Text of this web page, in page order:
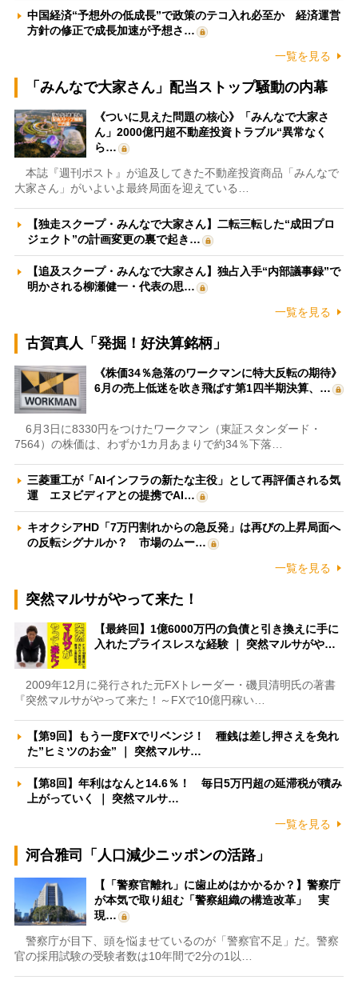
中国経済“予想外の低成長”で政策のテコ入れ必至か 経済運営
方針の修正で成長加速が予想さ…
一覧を見る
「みんなで大家さん」配当ストップ騒動の内幕
《ついに見えた問題の核心》「みんなで大家さ
ん」2000億円超不動産投資トラブル“異常なく
ら…
本誌『週刊ポスト』が追及してきた不動産投資商品「みんなで
大家さん」がいよいよ最終局面を迎えている…
【独走スクープ・みんなで大家さん】二転三転した“成田プロ
ジェクト”の計画変更の裏で起き…
【追及スクープ・みんなで大家さん】独占入手“内部議事録”で
明かされる柳瀬健一・代表の思…
一覧を見る
古賀真人「発掘！好決算銘柄」
《株価34％急落のワークマンに特大反転の期待》
6月の売上低迷を吹き飛ばす第1四半期決算、…
6月3日に8330円をつけたワークマン（東証スタンダード・
7564）の株価は、わずか1カ月あまりで約34％下落…
三菱重工が「AIインフラの新たな主役」として再評価される気
運 エヌビディアとの提携でAI…
キオクシアHD「7万円割れからの急反発」は再びの上昇局面へ
の反転シグナルか？ 市場のムー…
一覧を見る
突然マルサがやって来た！
【最終回】1億6000万円の負債と引き換えに手に
入れたプライスレスな経験 ｜ 突然マルサがや…
2009年12月に発行された元FXトレーダー・磯貝清明氏の著書
『突然マルサがやって来た！～FXで10億円稼い…
【第9回】もう一度FXでリベンジ！ 種銭は差し押さえを免れ
た”ヒミツのお金” ｜ 突然マルサ…
【第8回】年利はなんと14.6％！ 毎日5万円超の延滞税が積み
上がっていく ｜ 突然マルサ…
一覧を見る
河合雅司「人口減少ニッポンの活路」
【「警察官離れ」に歯止めはかかるか？】警察庁
が本気で取り組む「警察組織の構造改革」 実
現…
警察庁が目下、頭を悩ませているのが「警察官不足」だ。警察
官の採用試験の受験者数は10年間で2分の1以…